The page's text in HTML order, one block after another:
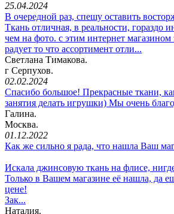
25.04.2024
В очередной раз, спешу оставить
Ткань отличная, в реальности, гораздо
чем на фото. с этим интернет магазином
радует то что ассортимент отли...
Светлана Тимакова.
г Серпухов.
02.02.2024
Спасибо большое! Прекрасные ткани,
занятия делать игрушки) Мы очень
Галина.
Москва.
01.12.2022
Как же сильно я рада, что нашла Ваш
Искала джинсовую ткань на флисе,
Только в Вашем магазине её нашла, да
цене!
Зак...
Наталия.